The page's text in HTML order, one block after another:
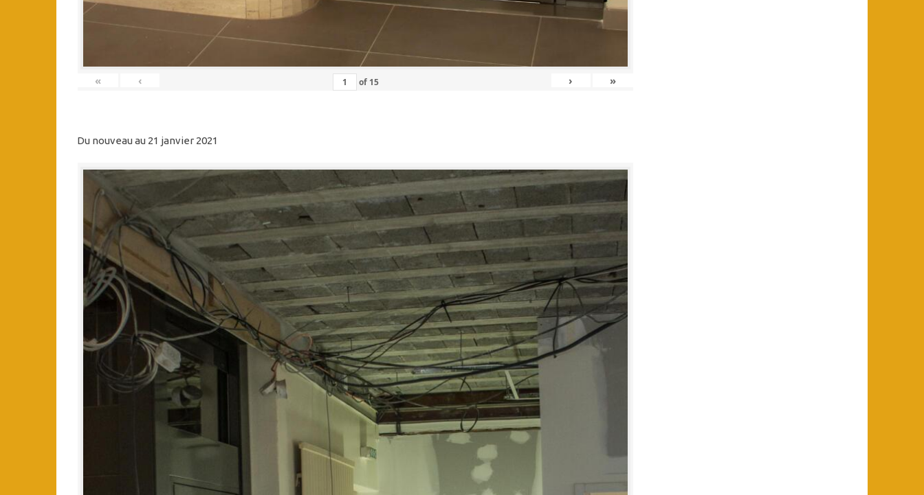
« ‹ of 15 › »
Du nouveau au 21 janvier 2021